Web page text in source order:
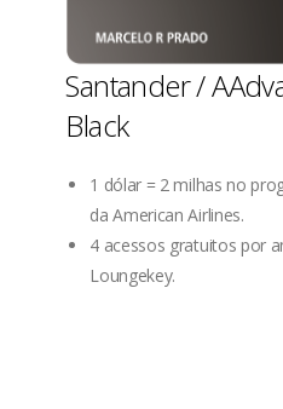
Santander /
Black
1 dólar = 2 milhas no
da American Airlines.
4 acessos gratuitos por
Loungekey.